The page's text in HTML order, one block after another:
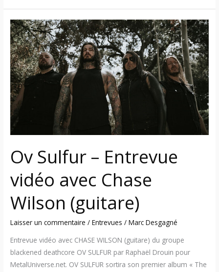
Ov Sulfur – Entrevue
vidéo avec Chase
Wilson (guitare)
Laisser un commentaire /Entrevues /Marc Desgagné
Entrevue vidéo avec CHASE WILSON (guitare) du groupe
blackened deathcore OV SULFUR par Raphaël Drouin pour
MetalUniverse.net. OV SULFUR sortira son premier album « The
Ov
Sulfur
–
Entrevue
vidéo
avec
Chase
Wilson
(guitare)